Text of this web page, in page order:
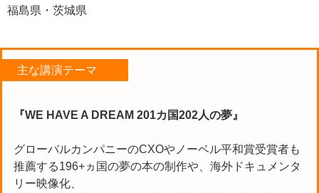
福島県・茨城県
主な講演テーマ
『WE HAVE A DREAM 201カ国202人の夢』
グローバルカンパニーのCXOやノーベル平和賞受賞者も
推薦する196+ヵ国の夢の本の制作や、海外ドキュメンタ
リー映像化、